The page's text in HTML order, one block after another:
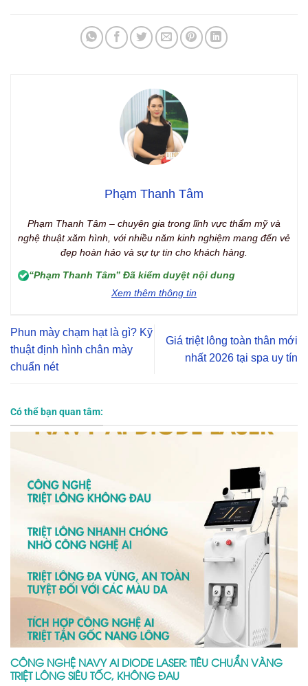
Phạm Thanh Tâm
Phạm Thanh Tâm – chuyên gia trong lĩnh vực thẩm mỹ và
nghệ thuật xăm hình, với nhiều năm kinh nghiệm mang đến vẻ
đẹp hoàn hảo và sự tự tin cho khách hàng.
“Phạm Thanh Tâm” Đã kiểm duyệt nội dung
Xem thêm thông tin
Phun mày chạm hạt là gì? Kỹ
thuật định hình chân mày
chuẩn nét
Giá triệt lông toàn thân mới
nhất 2026 tại spa uy tín
Có thể bạn quan tâm:
CÔNG NGHỆ NAVY AI DIODE LASER: TIÊU CHUẨN VÀNG
TRIỆT LÔNG SIÊU TỐC, KHÔNG ĐAU